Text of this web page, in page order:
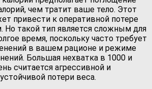
чем тратит ваше тело. Этот
привести к оперативной потере
Но такой тип является сложным для
время, поскольку часто требует
в вашем рационе и режиме
Большая нехватка в 1000 и
считается агрессивной и
потери веса.